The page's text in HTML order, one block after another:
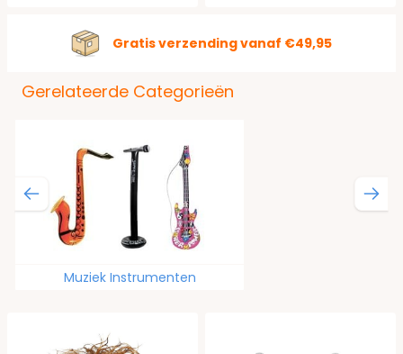
Gratis verzending vanaf €49,95
Gerelateerde Categorieën
Muziek Instrumenten